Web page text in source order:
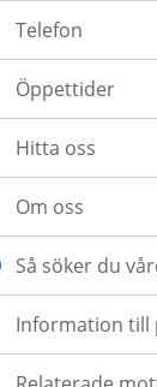
Telefon
Öppettider
Hitta oss
Om oss
Så söker du
Information till